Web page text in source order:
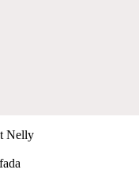
Nelly